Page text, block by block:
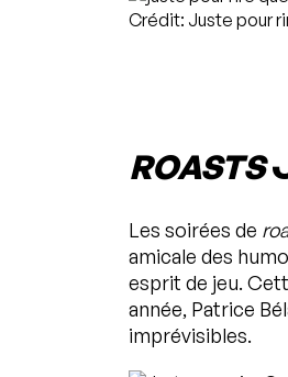
Crédit: Juste pour
ROASTS
Les soirées de
amicale des
esprit de jeu.
année, Patrice
imprévisibles.